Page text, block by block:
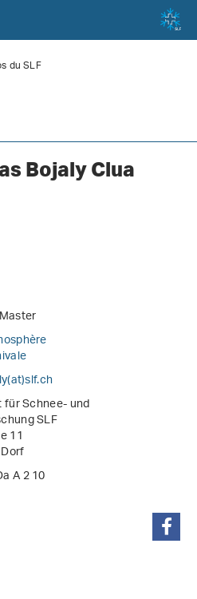
du SLF
Bojaly Clua
.ch
Schnee- und
SLF
11
A 2 10